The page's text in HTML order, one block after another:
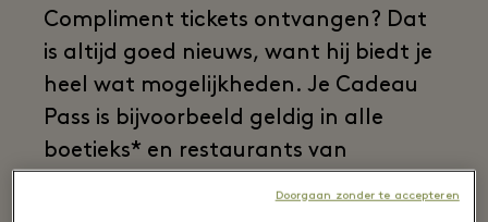
Compliment tickets ontvangen? Dat
is altijd goed nieuws, want hij biedt je
heel wat mogelijkheden. Je Cadeau
Pass is bijvoorbeeld geldig in alle
boetieks* en restaurants van
Doorgaan zonder te accepteren